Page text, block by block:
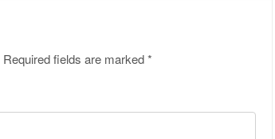
Required fields are marked*